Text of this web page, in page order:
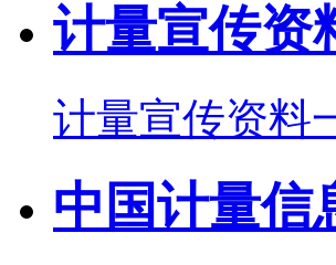
计量宣传资
计量宣传资料
中国计量信